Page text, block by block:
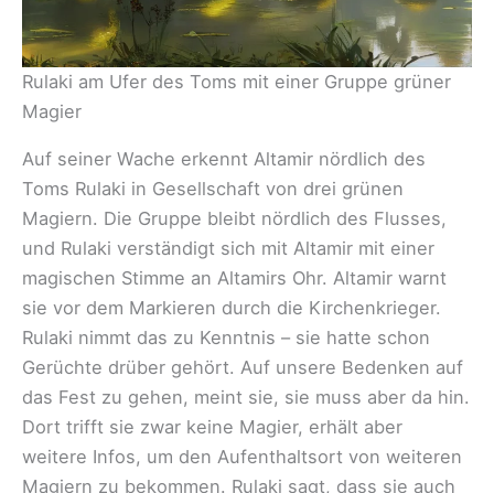
Rulaki am Ufer des Toms mit einer Gruppe grüner
Magier
Auf seiner Wache erkennt Altamir nördlich des
Toms Rulaki in Gesellschaft von drei grünen
Magiern. Die Gruppe bleibt nördlich des Flusses,
und Rulaki verständigt sich mit Altamir mit einer
magischen Stimme an Altamirs Ohr. Altamir warnt
sie vor dem Markieren durch die Kirchenkrieger.
Rulaki nimmt das zu Kenntnis – sie hatte schon
Gerüchte drüber gehört. Auf unsere Bedenken auf
das Fest zu gehen, meint sie, sie muss aber da hin.
Dort trifft sie zwar keine Magier, erhält aber
weitere Infos, um den Aufenthaltsort von weiteren
Magiern zu bekommen. Rulaki sagt, dass sie auch